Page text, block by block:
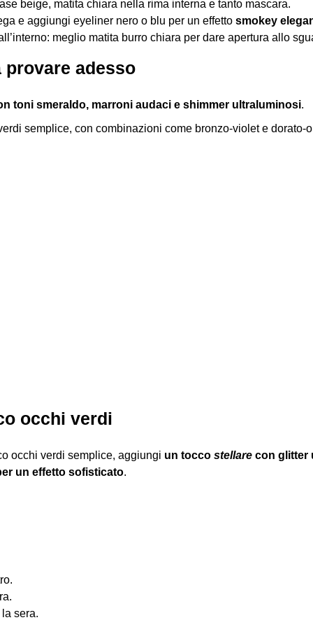
beige, matita chiara nella rima interna e tanto mascara.
e aggiungi eyeliner nero o blu per un effetto smokey
meglio matita burro chiara per dare apertura allo
provare adesso
toni smeraldo, marroni audaci e shimmer ultraluminosi.
semplice, con combinazioni come bronzo‑violet e
occhi verdi
occhi verdi semplice, aggiungi un tocco stellare con glitter
un effetto sofisticato.
sera.